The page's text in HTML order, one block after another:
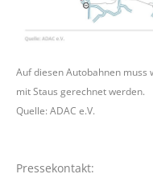
Auf diesen Autobahnen muss
mit Staus gerechnet werden.
Quelle: ADAC e.V.
Pressekontakt: